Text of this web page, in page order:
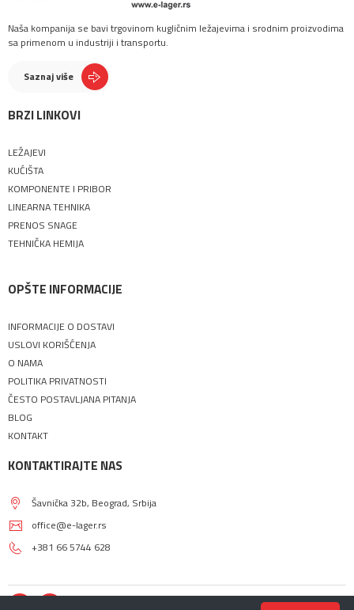
Naša kompanija se bavi trgovinom kugličnim ležajevima i srodnim proizvodima
sa primenom u industriji i transportu.
Saznaj više
BRZI LINKOVI
LEŽAJEVI
KUĆIŠTA
KOMPONENTE I PRIBOR
LINEARNA TEHNIKA
PRENOS SNAGE
TEHNIČKA HEMIJA
OPŠTE INFORMACIJE
INFORMACIJE O DOSTAVI
USLOVI KORIŠĆENJA
O NAMA
POLITIKA PRIVATNOSTI
ČESTO POSTAVLJANA PITANJA
BLOG
KONTAKT
KONTAKTIRAJTE NAS
Šavnička 32b, Beograd, Srbija
office@e-lager.rs
+381 66 5744 628